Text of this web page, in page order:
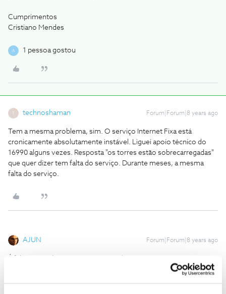
Cumprimentos
Cristiano Mendes
A 1 pessoa gostou
technoshaman Forum|Forum|8 years ago
Tem a mesma problema, sim. O serviço Internet Fixa está
cronicamente absolutamente instável. Liguei apoio técnico do
16990 alguns vezes. Resposta "os torres estão sobrecarregadas"
que quer dizer tem falta do serviço. Durante meses, a mesma
falta do serviço.
AJUN Forum|Forum|8 years ago